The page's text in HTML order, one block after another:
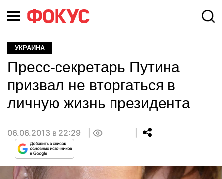
УКРАИНА
Пресс-секретарь Путина
призвал не вторгаться в
личную жизнь президента
06.06.2013 в 22:29